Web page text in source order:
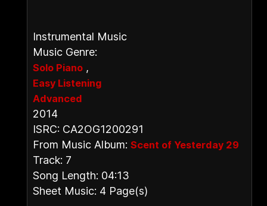
Instrumental Music
Music Genre:
Solo Piano ,
Easy Listening
Advanced
2014
ISRC: CA2OG1200291
From Music Album: Scent of Yesterday 29
Track: 7
Song Length: 04:13
Sheet Music: 4 Page(s)